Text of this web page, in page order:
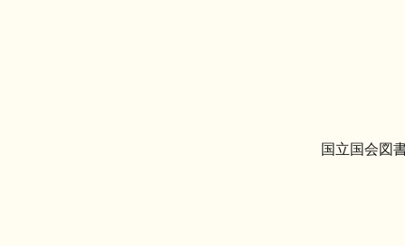
国立国会図